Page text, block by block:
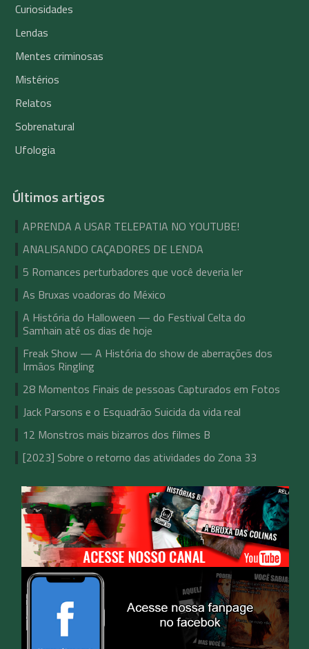
Curiosidades
Lendas
Mentes criminosas
Mistérios
Relatos
Sobrenatural
Ufologia
Últimos artigos
APRENDA A USAR TELEPATIA NO YOUTUBE!
ANALISANDO CAÇADORES DE LENDA
5 Romances perturbadores que você deveria ler
As Bruxas voadoras do México
A História do Halloween — do Festival Celta do
Samhain até os dias de hoje
Freak Show — A História do show de aberrações dos
Irmãos Ringling
28 Momentos Finais de pessoas Capturados em Fotos
Jack Parsons e o Esquadrão Suicida da vida real
12 Monstros mais bizarros dos filmes B
[2023] Sobre o retorno das atividades do Zona 33